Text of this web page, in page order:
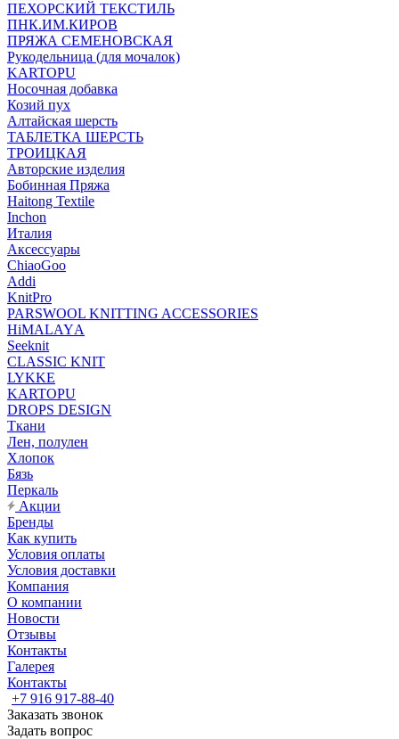
ПЕХОРСКИЙ ТЕКСТИЛЬ
ПНК.ИМ.КИРОВ
ПРЯЖА СЕМЕНОВСКАЯ
Рукодельница (для мочалок)
KARTOPU
Носочная добавка
Козий пух
Алтайская шерсть
ТАБЛЕTКА ШЕРСТЬ
ТРОИЦКАЯ
Авторские изделия
Бобинная Пряжа
Haitong Textilе
Inchon
Италия
Аксессуары
ChiaoGoo
Addi
KnitPro
PARSWOOL KNITTING ACCESSORIES
HiMALAYА
Seeknit
CLASSIC KNIT
LYKKE
KАRTOPU
DROPS DЕSIGN
Ткани
Лен, полулен
Хлопок
Бязь
Перкаль
Акции
Бренды
Как купить
Условия оплаты
Условия доставки
Компания
О компании
Новости
Отзывы
Контакты
Галерея
Контакты
+7 916 917-88-40
Заказать звонок
Задать вопрос